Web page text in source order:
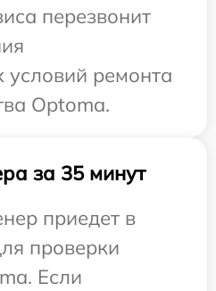
перезвонит
ремонта
Optoma.
за 35 минут
приедет в
проверки
Если